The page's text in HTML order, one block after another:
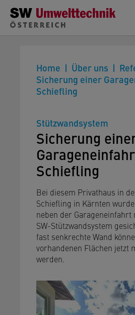
Zum Hauptinhalt springen
Home Über uns
Sicherung einer
Schiefling
Stützwandsystem
Sicherung
Schiefling
Bei diesem Privathaus in
Schiefling in Kärnten
neben der
SW-Stützwandsystem
fast senkrechte Wand
vorhandenen Flächen jetzt
werden.